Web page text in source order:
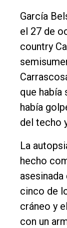
García
el 27 de
country
que había
había
del techo
La
hecho
cinco de
cráneo y
con un